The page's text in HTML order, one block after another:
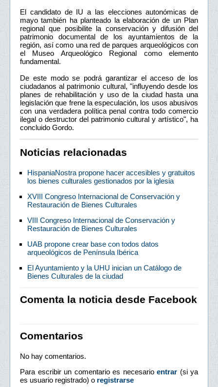
El candidato de IU a las elecciones autonómicas de
mayo también ha planteado la elaboración de un Plan
regional que posibilite la conservación y difusión del
patrimonio documental de los ayuntamientos de la
región, así como una red de parques arqueológicos con
el Museo Arqueológico Regional como elemento
fundamental.
De este modo se podrá garantizar el acceso de los
ciudadanos al patrimonio cultural, "influyendo desde los
planes de rehabilitación y uso de la ciudad hasta una
legislación que frene la especulación, los usos abusivos
con una verdadera política penal contra todo comercio
ilegal o destructor del patrimonio cultural y artístico", ha
concluido Gordo.
Noticias relacionadas
HispaniaNostra propone hacer accesibles y gratuitos
los bienes culturales gestionados por la iglesia
XVIII Congreso Internacional de Conservación y
Restauración de Bienes Culturales
VIII Congreso Internacional de Conservación y
Restauración de Bienes Culturales
UAB propone crear base con todos datos
arqueológicos de Península Ibérica
El Ayuntamiento y la UHU inician un Catálogo de
Bienes Culturales de la ciudad
Comenta la noticia desde Facebook
Comentarios
No hay comentarios.
Para escribir un comentario es necesario entrar (si ya
es usuario registrado) o registrarse